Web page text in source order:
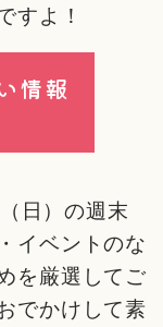
すよ！
情報
日）の週末
イベントのな
を厳選してご
でかけして素